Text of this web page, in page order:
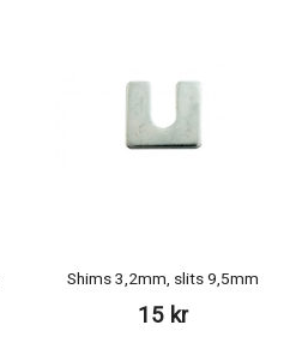
Shims 3,2mm, slits 9,5mm
15 kr